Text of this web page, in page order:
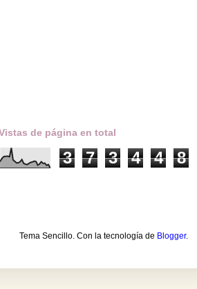
de página en total
3 7 3 4 4 8
Tema Sencillo. Con la tecnología de Blogger.